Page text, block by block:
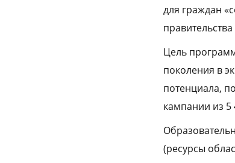
для граждан
Цель
поколения в
потенциала,
кампании из 5
(ресурсы